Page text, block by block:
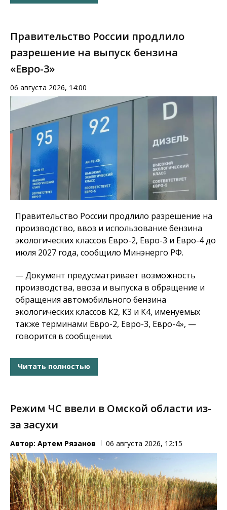
Правительство России продлило
разрешение на выпуск бензина
«Евро-3»
06 августа 2026, 14:00
Правительство России продлило разрешение на
производство, ввоз и использование бензина
экологических классов Евро-2, Евро-3 и Евро-4 до
июля 2027 года, сообщило Минэнерго РФ.
— Документ предусматривает возможность
производства, ввоза и выпуска в обращение и
обращения автомобильного бензина
экологических классов К2, К3 и К4, именуемых
также терминами Евро-2, Евро-3, Евро-4», —
говорится в сообщении.
Читать полностью
Режим ЧС ввели в Омской области из-
за засухи
Автор: Артем Рязанов 06 августа 2026, 12:15